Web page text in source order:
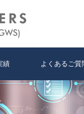
績 よくあるご質